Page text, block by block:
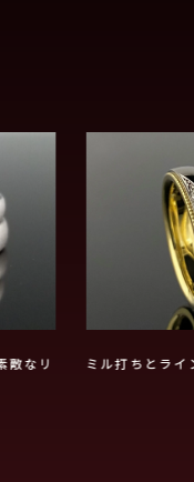
敵なリ
ミル打ちとライ